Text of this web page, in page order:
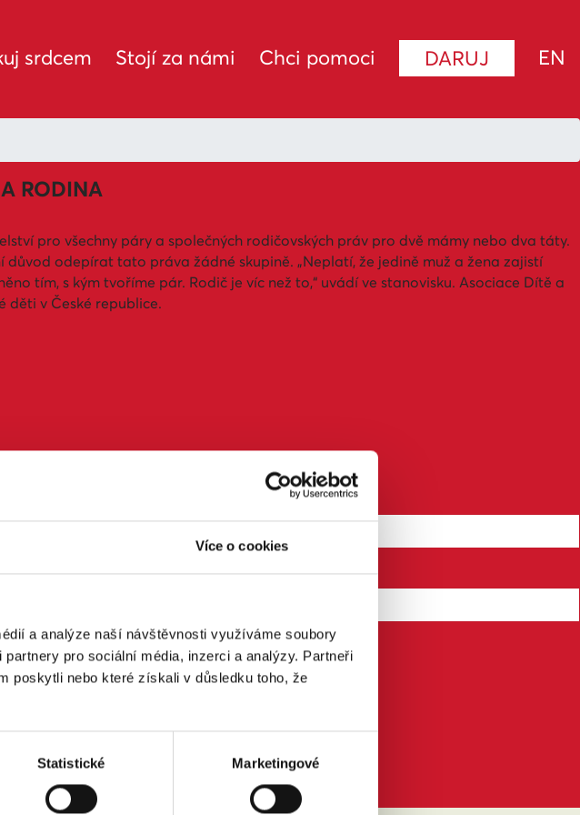
Více o cookies
a analýze naší návštěvnosti využíváme soubory
pro sociální média, inzerci a analýzy. Partneři
poskytli nebo které získali v důsledku toho, že
Statistické Marketingové
srdcem Stojí za námi Chci pomoci DARUJ EN
RODINA
pro všechny páry a společných rodičovských práv pro dvě mámy nebo dva táty.
odepírat tato práva žádné skupině. „Neplatí, že jedině muž a žena zajistí
tím, s kým tvoříme pár. Rodič je víc než to,“ uvádí ve stanovisku. Asociace Dítě a
děti v České republice.
phone (optional)
Send me text messages